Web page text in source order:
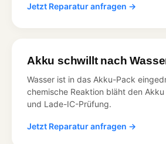
Jetzt Reparatur anfragen →
Akku schwillt nach
Wasser ist in das Akku-Pack
chemische Reaktion bläht den
und Lade-IC-Prüfung.
Jetzt Reparatur anfragen →